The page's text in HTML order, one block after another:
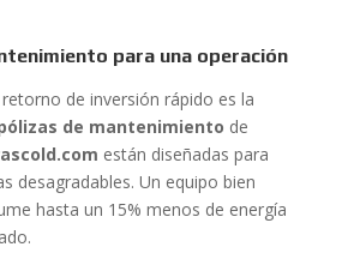
para una operación
de inversión rápido es la
de mantenimiento de
están diseñadas para
desagradables. Un equipo bien
hasta un 15% menos de energía